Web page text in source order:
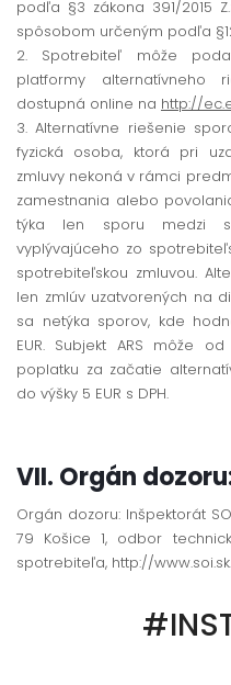
podľa §3 zákona 391/2015
spôsobom určeným podľa
2. Spotrebiteľ môže
platformy alternatívneho
dostupná online na http://
3. Alternatívne riešenie
fyzická osoba, ktorá pri
zmluvy nekoná v rámci
zamestnania alebo
týka len sporu medzi
vyplývajúceho zo
spotrebiteľskou zmluvou.
len zmlúv uzatvorených na
sa netýka sporov, kde
EUR. Subjekt ARS môže
poplatku za začatie
do výšky 5 EUR s DPH.
VII. Orgán
Orgán dozoru: Inšpektorát
79 Košice 1, odbor
spotrebiteľa, http://www.soi.sk.